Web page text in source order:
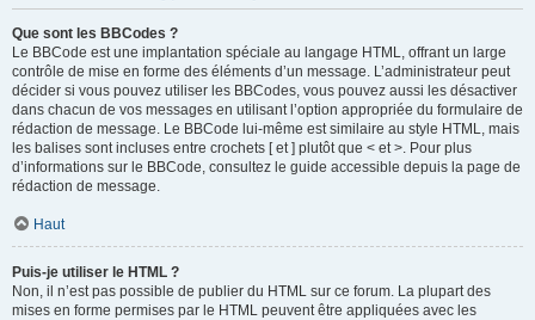
Que sont les BBCodes ?
Le BBCode est une implantation spéciale au langage HTML, offrant un large
contrôle de mise en forme des éléments d’un message. L’administrateur peut
décider si vous pouvez utiliser les BBCodes, vous pouvez aussi les désactiver
dans chacun de vos messages en utilisant l’option appropriée du formulaire de
rédaction de message. Le BBCode lui-même est similaire au style HTML, mais
les balises sont incluses entre crochets [ et ] plutôt que < et >. Pour plus
d’informations sur le BBCode, consultez le guide accessible depuis la page de
rédaction de message.
Haut
Puis-je utiliser le HTML ?
Non, il n’est pas possible de publier du HTML sur ce forum. La plupart des
mises en forme permises par le HTML peuvent être appliquées avec les